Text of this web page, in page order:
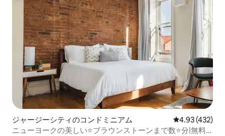
ジャージーシティのコンドミニアム レビュー432
4.93 (432)
ニューヨークの美しい⭐ブラウンストーンまで数⭐分|無料